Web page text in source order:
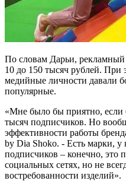
По словам Дарьи, рекламный
10 до 150 тысяч рублей. При
медийные личности давали
популярные.
«Мне было бы приятно, если
тысяч подписчиков. Но
эффективности работы
by Dia Shoko. - Есть марки, у
подписчиков – конечно, это
социальных сетях, но не
востребованности изделий».